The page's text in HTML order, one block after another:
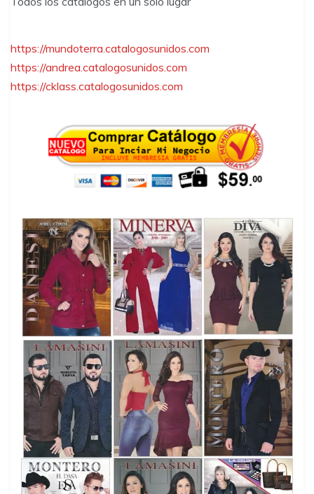
https://mundoterra.catalogosunidos.com
https://andrea.catalogosunidos.com
https://cklass.catalogosunidos.com